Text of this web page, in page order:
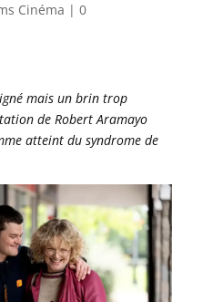
Cinéma | 0
mais un brin trop
de Robert Aramayo
atteint du syndrome de